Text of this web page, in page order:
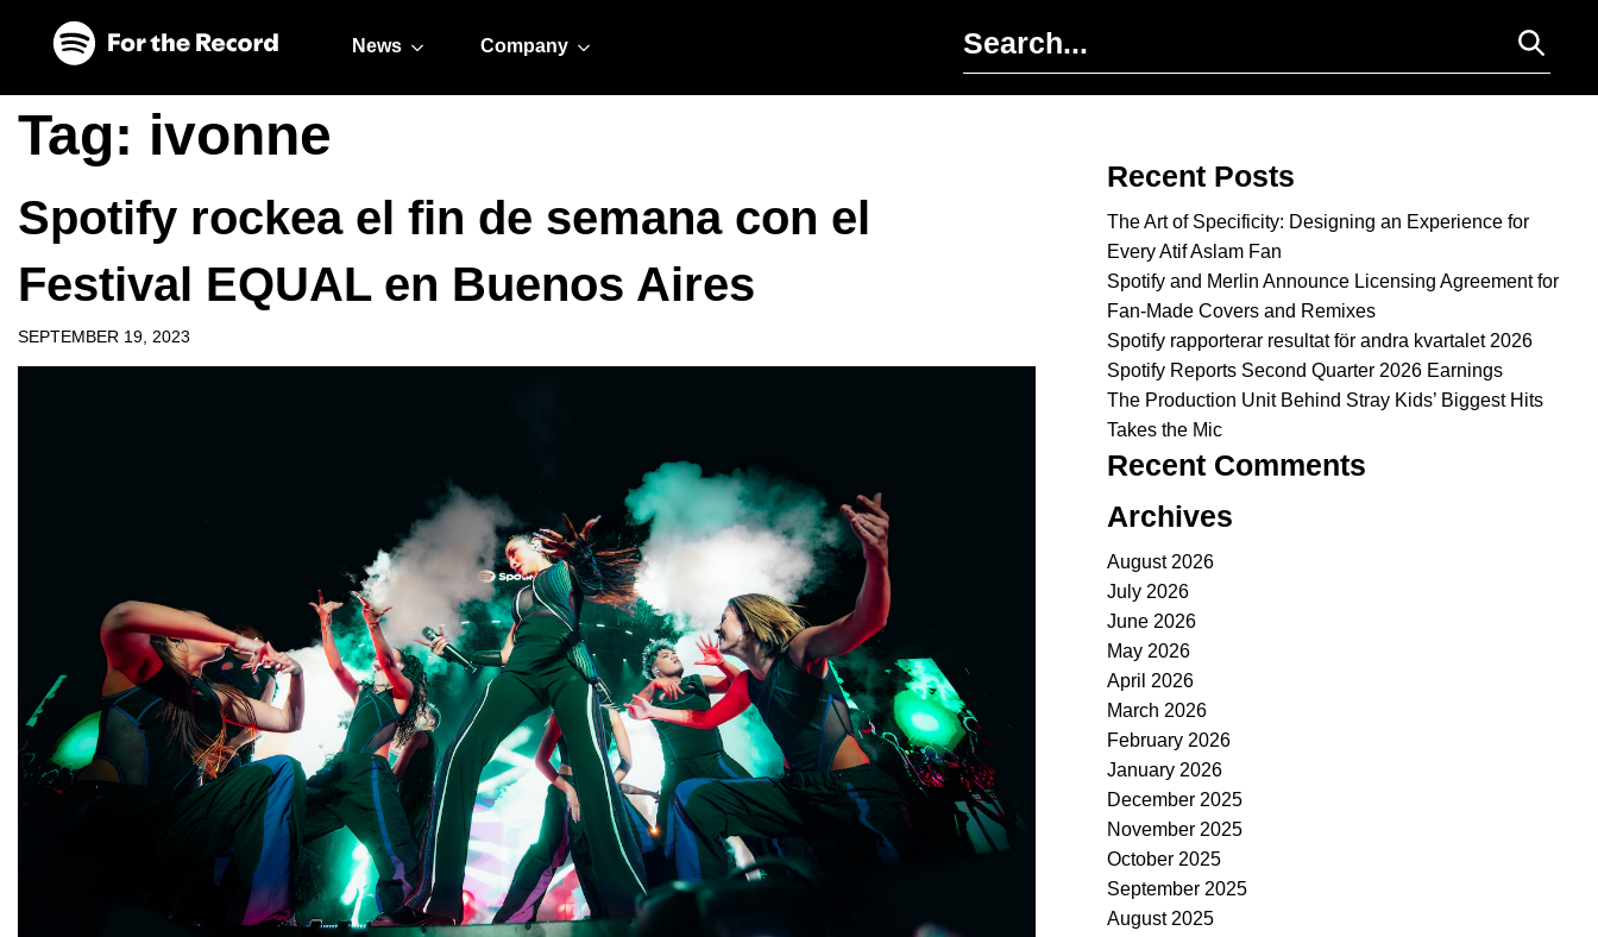
News Company
Tag: ivonne
Spotify rockea el fin de semana con el
Festival EQUAL en Buenos Aires
SEPTEMBER 19, 2023
Recent Posts
The Art of Specificity: Designing an Experience for
Every Atif Aslam Fan
Spotify and Merlin Announce Licensing Agreement for
Fan-Made Covers and Remixes
Spotify rapporterar resultat för andra kvartalet 2026
Spotify Reports Second Quarter 2026 Earnings
The Production Unit Behind Stray Kids’ Biggest Hits
Takes the Mic
Recent Comments
Archives
August 2026
July 2026
June 2026
May 2026
April 2026
March 2026
February 2026
January 2026
December 2025
November 2025
October 2025
September 2025
August 2025